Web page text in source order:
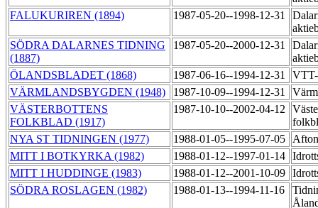
FALUKURIREN (1894)
1987-05-20--1998-12-31
SÖDRA DALARNES TIDNING
(1887)
1987-05-20--2000-12-31
ÖLANDSBLADET (1868)
1987-06-16--1994-12-31
VÄRMLANDSBYGDEN (1948)
1987-10-09--1994-12-31
VÄSTERBOTTENS
FOLKBLAD (1917)
1987-10-10--2002-04-12
NYA ST TIDNINGEN (1977)
1988-01-05--1995-07-05
MITT I BOTKYRKA (1982)
1988-01-12--1997-01-14
MITT I HUDDINGE (1983)
1988-01-12--2001-10-09
SÖDRA ROSLAGEN (1982)
1988-01-13--1994-11-16